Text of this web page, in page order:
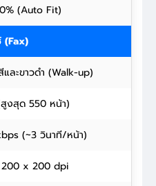
(Auto Fit)
ละขาวดำ (Walk-up)
งสุด 550 หน้า)
(~3 วินาที/หน้า)
x 200 dpi